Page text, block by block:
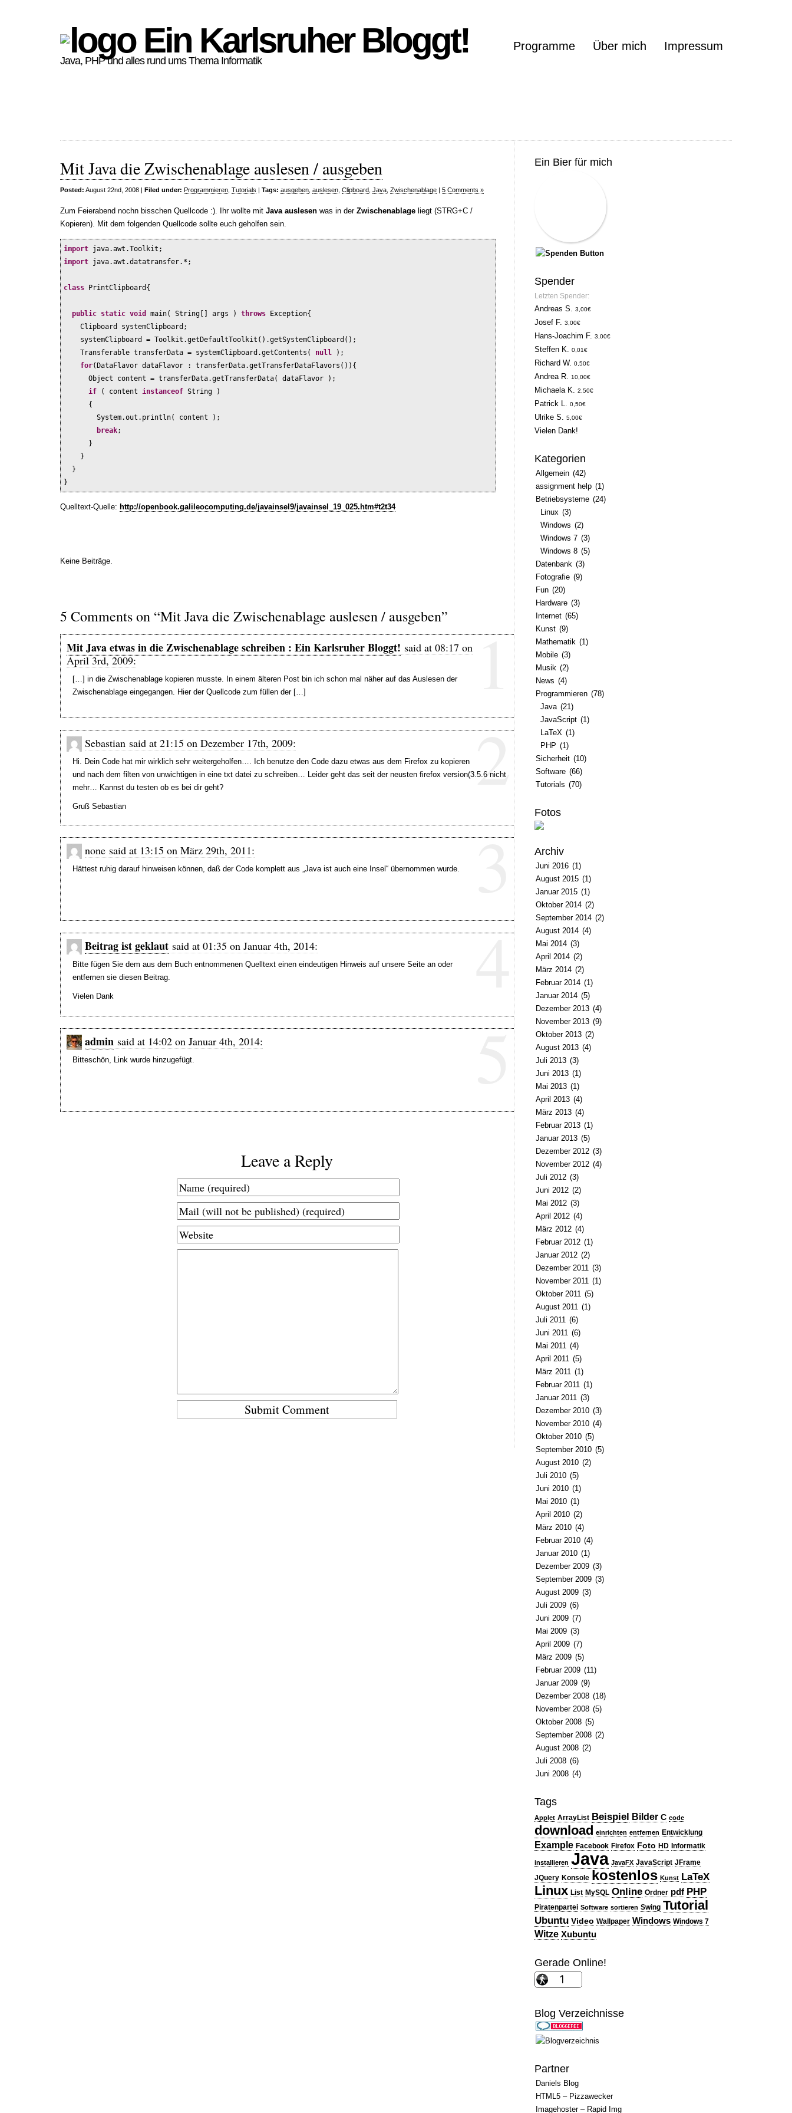
Ein Karlsruher Bloggt!
Java, PHP und alles rund ums Thema Informatik
Programme Über mich Impressum
Mit Java die Zwischenablage auslesen / ausgeben
Posted: August 22nd, 2008 | Filed under: Programmieren Tutorials | Tags: ausgeben auslesen Clipboard Java Zwischenablage | 5 Comments »
Zum Feierabend nochn bisschen Quellcode :). Ihr wollte mit Java auslesen was in der Zwischenablage liegt (STRG+C /
Kopieren). Mit dem folgenden Quellcode sollte euch geholfen sein.
import java.awt.Toolkit;
import java.awt.datatransfer.*;
class PrintClipboard {
public static void main( String args ) throws Exception{
Clipboard systemClipboard;
systemClipboard = Toolkit.getDefaultToolkit () .getSystemClipboard () ;
Transferable transferData = systemClipboard.getContents ( null ) ;
for( DataFlavor dataFlavor : transferData.getTransferDataFlavors ()){
Object content = transferData.getTransferData( dataFlavor ) ;
if
( content instanceof String
)
{
System.out.println( content ) ;
break;
}
}
}
}
Quelltext-Quelle: http://openbook.galileocomputing.de/javainsel9/javainsel_19_025.htm#t2t34
Keine Beiträge.
5 Comments on “Mit Java die Zwischenablage auslesen / ausgeben” 1
Mit Java etwas in die Zwischenablage schreiben : Ein Karlsruher Bloggt! said at 08:17 on
April 3rd, 2009:
[…] in die Zwischenablage kopieren musste. In einem älteren Post bin ich schon mal näher auf das Auslesen der
Zwischenablage eingegangen. Hier der Quellcode zum füllen der […]
2
Sebastian said at 21:15 on Dezember 17th, 2009:
Hi. Dein Code hat mir wirklich sehr weitergeholfen…. Ich benutze den Code dazu etwas aus dem Firefox zu kopieren
und nach dem filten von unwichtigen in eine txt datei zu schreiben… Leider geht das seit der neusten firefox version(3.5.6 nicht
mehr… Kannst du testen ob es bei dir geht?
Gruß Sebastian
3
none said at 13:15 on März 29th, 2011:
Hättest ruhig darauf hinweisen können, daß der Code komplett aus „Java ist auch eine Insel“ übernommen wurde.
4
Beitrag ist geklaut said at 01:35 on Januar 4th, 2014:
Bitte fügen Sie dem aus dem Buch entnommenen Quelltext einen eindeutigen Hinweis auf unsere Seite an oder
entfernen sie diesen Beitrag.
Vielen Dank
5
admin said at 14:02 on Januar 4th, 2014:
Bitteschön, Link wurde hinzugefügt.
Leave a Reply
Ein Bier für mich
Spender
Letzten Spender:
Andreas S. 3,00€
Josef F. 3,00€
Hans-Joachim F. 3,00€
Steffen K. 0,01€
Richard W. 0,50€
Andrea R. 10,00€
Michaela K. 2,50€
Patrick L. 0,50€
Ulrike S. 5,00€
Vielen Dank!
Kategorien
Allgemein (42)
assignment help (1)
Betriebsysteme (24)
Linux (3)
Windows (2)
Windows 7 (3)
Windows 8 (5)
Datenbank (3)
Fotografie (9)
Fun (20)
Hardware (3)
Internet (65)
Kunst (9)
Mathematik (1)
Mobile (3)
Musik (2)
News (4)
Programmieren (78)
Java (21)
JavaScript (1)
LaTeX (1)
PHP (1)
Sicherheit (10)
Software (66)
Tutorials (70)
Fotos
Archiv
Juni 2016 (1)
August 2015 (1)
Januar 2015 (1)
Oktober 2014 (2)
September 2014 (2)
August 2014 (4)
Mai 2014 (3)
April 2014 (2)
März 2014 (2)
Februar 2014 (1)
Januar 2014 (5)
Dezember 2013 (4)
November 2013 (9)
Oktober 2013 (2)
August 2013 (4)
Juli 2013 (3)
Juni 2013 (1)
Mai 2013 (1)
April 2013 (4)
März 2013 (4)
Februar 2013 (1)
Januar 2013 (5)
Dezember 2012 (3)
November 2012 (4)
Juli 2012 (3)
Juni 2012 (2)
Mai 2012 (3)
April 2012 (4)
März 2012 (4)
Februar 2012 (1)
Januar 2012 (2)
Dezember 2011 (3)
November 2011 (1)
Oktober 2011 (5)
August 2011 (1)
Juli 2011 (6)
Juni 2011 (6)
Mai 2011 (4)
April 2011 (5)
März 2011 (1)
Februar 2011 (1)
Januar 2011 (3)
Dezember 2010 (3)
November 2010 (4)
Oktober 2010 (5)
September 2010 (5)
August 2010 (2)
Juli 2010 (5)
Juni 2010 (1)
Mai 2010 (1)
April 2010 (2)
März 2010 (4)
Februar 2010 (4)
Januar 2010 (1)
Dezember 2009 (3)
September 2009 (3)
August 2009 (3)
Juli 2009 (6)
Juni 2009 (7)
Mai 2009 (3)
April 2009 (7)
März 2009 (5)
Februar 2009 (11)
Januar 2009 (9)
Dezember 2008 (18)
November 2008 (5)
Oktober 2008 (5)
September 2008 (2)
August 2008 (2)
Juli 2008 (6)
Juni 2008 (4)
Tags
Applet ArrayList Beispiel Bilder C code
download einrichten entfernen Entwicklung
Example Facebook Firefox Foto HD Informatik
installieren Java JavaFX JavaScript JFrame
JQuery Konsole kostenlos Kunst LaTeX
Linux List MySQL Online Ordner pdf PHP
Piratenpartei Software sortieren Swing Tutorial
Ubuntu Video Wallpaper Windows Windows 7
Witze Xubuntu
Gerade Online!
Blog Verzeichnisse
Partner
Daniels Blog
HTML5 – Pizzawecker
Imagehoster – Rapid Img